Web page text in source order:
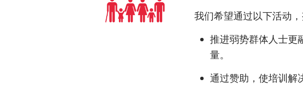
我们希望通过以下活动
推进弱势群体人士更
量。
通过赞助，使培训解